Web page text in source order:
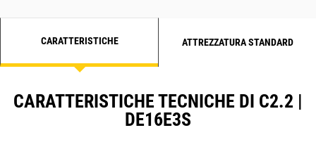
CARATTERISTICHE ATTREZZATURA STANDARD
CARATTERISTICHE TECNICHE DI C2.2 |
DE16E3S